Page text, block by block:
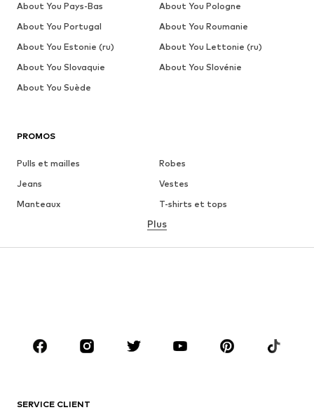
PROMOS
Pulls et mailles
Robes
Jeans
Vestes
Manteaux
T-shirts et tops
Lingerie
Jupes
Blouses et tuniques
Accessoires
Premium
Nouveautés
Plus
SERVICE CLIENT
About You Pays-Bas
About You Pologne
About You Portugal
About You Roumanie
About You Estonie (ru)
About You Lettonie (ru)
About You Slovaquie
About You Slovénie
About You Suède